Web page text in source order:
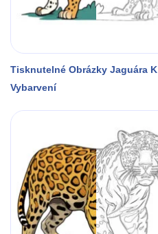
Tisknutelné Obrázky Jaguára K
Vybarvení